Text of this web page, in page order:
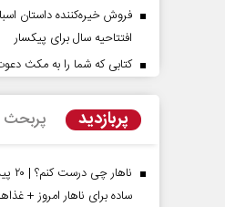
افتتاحیه سال برای پیکسار
کتابی که شما را به مکث
پربازدید پربحث
ساده برای ناهار امروز +